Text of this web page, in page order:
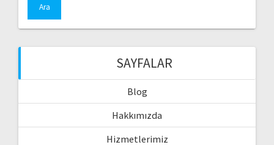
SAYFALAR
Blog
Hakkımızda
Hizmetlerimiz